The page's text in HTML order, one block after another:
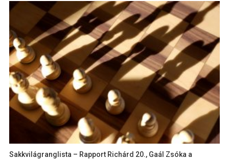
Sakkvilágranglista – Rapport Richárd 20., Gaál Zsóka a